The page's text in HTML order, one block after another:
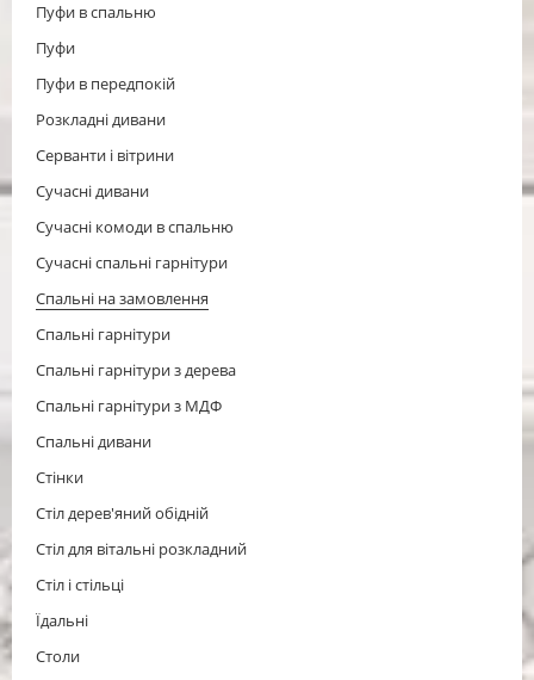
Пуфи в спальню
Пуфи
Пуфи в передпокій
Розкладні дивани
Серванти і вітрини
Сучасні дивани
Сучасні комоди в спальню
Сучасні спальні гарнітури
Спальні на замовлення
Спальні гарнітури
Спальні гарнітури з дерева
Спальні гарнітури з МДФ
Спальні дивани
Стінки
Стіл дерев'яний обідній
Стіл для вітальні розкладний
Cтіл і стільці
Їдальні
Столи